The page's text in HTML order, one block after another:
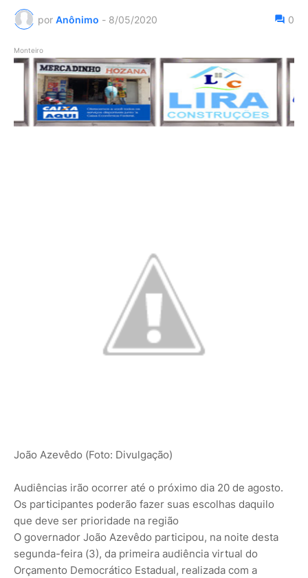
por Anônimo - 8/05/2020 0
Monteiro
João Azevêdo (Foto: Divulgação)
Audiências irão ocorrer até o próximo dia 20 de agosto.
Os participantes poderão fazer suas escolhas daquilo
que deve ser prioridade na região
O governador João Azevêdo participou, na noite desta
segunda-feira (3), da primeira audiência virtual do
Orçamento Democrático Estadual, realizada com a